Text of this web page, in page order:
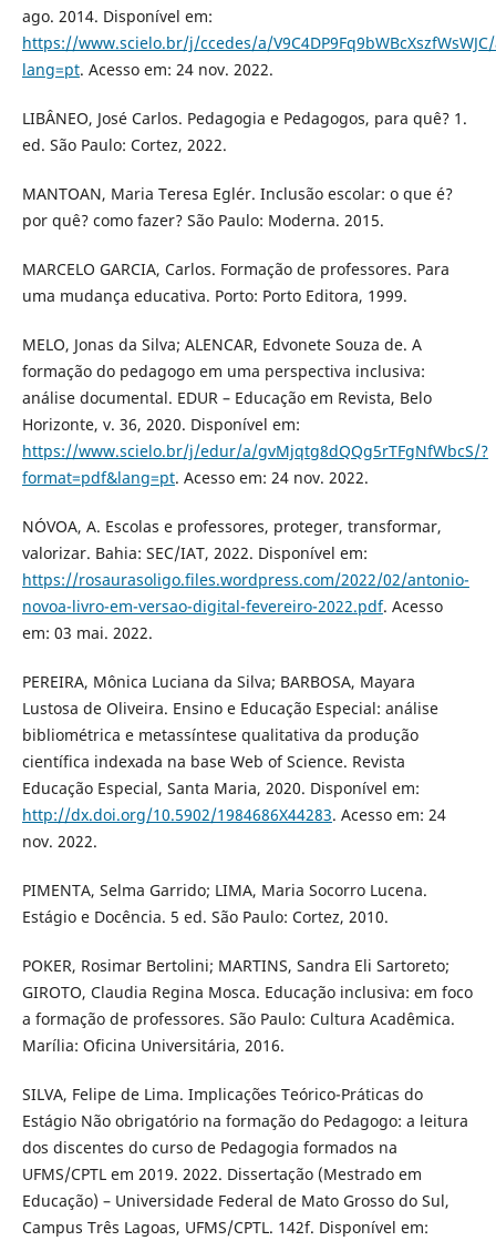
ago. 2014. Disponível em:
https://www.scielo.br/j/ccedes/a/
lang=pt. Acesso em: 24 nov. 2022.
LIBÂNEO, José Carlos. Pedagogia e Pedagogos, para quê? 1.
ed. São Paulo: Cortez, 2022.
MANTOAN, Maria Teresa Eglér. Inclusão escolar: o que é?
por quê? como fazer? São Paulo: Moderna. 2015.
MARCELO GARCIA, Carlos. Formação de professores. Para
uma mudança educativa. Porto: Porto Editora, 1999.
MELO, Jonas da Silva; ALENCAR, Edvonete Souza de. A
formação do pedagogo em uma perspectiva inclusiva:
análise documental. EDUR – Educação em Revista, Belo
Horizonte, v. 36, 2020. Disponível em:
https://www.scielo.br/j/edur/a/gvMjqtg8dQQg5rTFgNfWbcS/?
format=pdf&lang=pt. Acesso em: 24 nov. 2022.
NÓVOA, A. Escolas e professores, proteger, transformar,
valorizar. Bahia: SEC/IAT, 2022. Disponível em:
https://rosaurasoligo.files.wordpress.com/2022/02/antonio-
novoa-livro-em-versao-digital-fevereiro-2022.pdf. Acesso
em: 03 mai. 2022.
PEREIRA, Mônica Luciana da Silva; BARBOSA, Mayara
Lustosa de Oliveira. Ensino e Educação Especial: análise
bibliométrica e metassíntese qualitativa da produção
científica indexada na base Web of Science. Revista
Educação Especial, Santa Maria, 2020. Disponível em:
http://dx.doi.org/10.5902/1984686X44283. Acesso em: 24
nov. 2022.
PIMENTA, Selma Garrido; LIMA, Maria Socorro Lucena.
Estágio e Docência. 5 ed. São Paulo: Cortez, 2010.
POKER, Rosimar Bertolini; MARTINS, Sandra Eli Sartoreto;
GIROTO, Claudia Regina Mosca. Educação inclusiva: em foco
a formação de professores. São Paulo: Cultura Acadêmica.
Marília: Oficina Universitária, 2016.
SILVA, Felipe de Lima. Implicações Teórico-Práticas do
Estágio Não obrigatório na formação do Pedagogo: a leitura
dos discentes do curso de Pedagogia formados na
UFMS/CPTL em 2019. 2022. Dissertação (Mestrado em
Educação) – Universidade Federal de Mato Grosso do Sul,
Campus Três Lagoas, UFMS/CPTL. 142f. Disponível em: